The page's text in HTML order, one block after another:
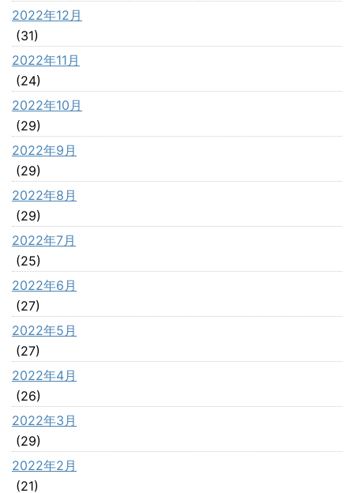
2022年12月
(31)
2022年11月
(24)
2022年10月
(29)
2022年9月
(29)
2022年8月
(29)
2022年7月
(25)
2022年6月
(27)
2022年5月
(27)
2022年4月
(26)
2022年3月
(29)
2022年2月
(21)